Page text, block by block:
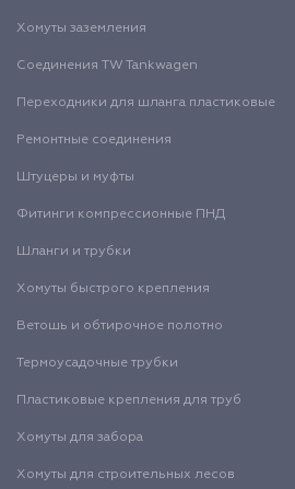
Хомуты заземления
Соединения TW Tankwagen
Переходники для шланга пластиковые
Ремонтные соединения
Штуцеры и муфты
Фитинги компрессионные ПНД
Шланги и трубки
Хомуты быстрого крепления
Ветошь и обтирочное полотно
Термоусадочные трубки
Пластиковые крепления для труб
Хомуты для забора
Хомуты для строительных лесов